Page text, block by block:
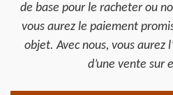
de base pour le racheter ou
vous aurez le paiement
objet. Avec nous, vous aurez
d’une vente sur